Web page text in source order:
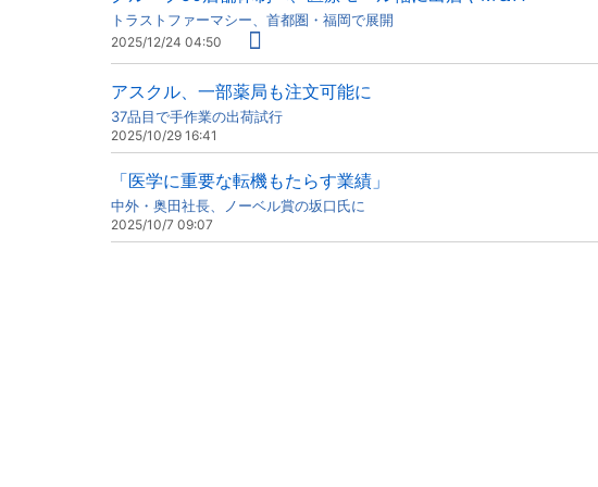
トラストファーマシー、首都圏・福岡で展開
2025/12/24 04:50
アスクル、一部薬局も注文可能に
37品目で手作業の出荷試行
2025/10/29 16:41
「医学に重要な転機もたらす業績」
中外・奥田社長、ノーベル賞の坂口氏に
2025/10/7 09:07